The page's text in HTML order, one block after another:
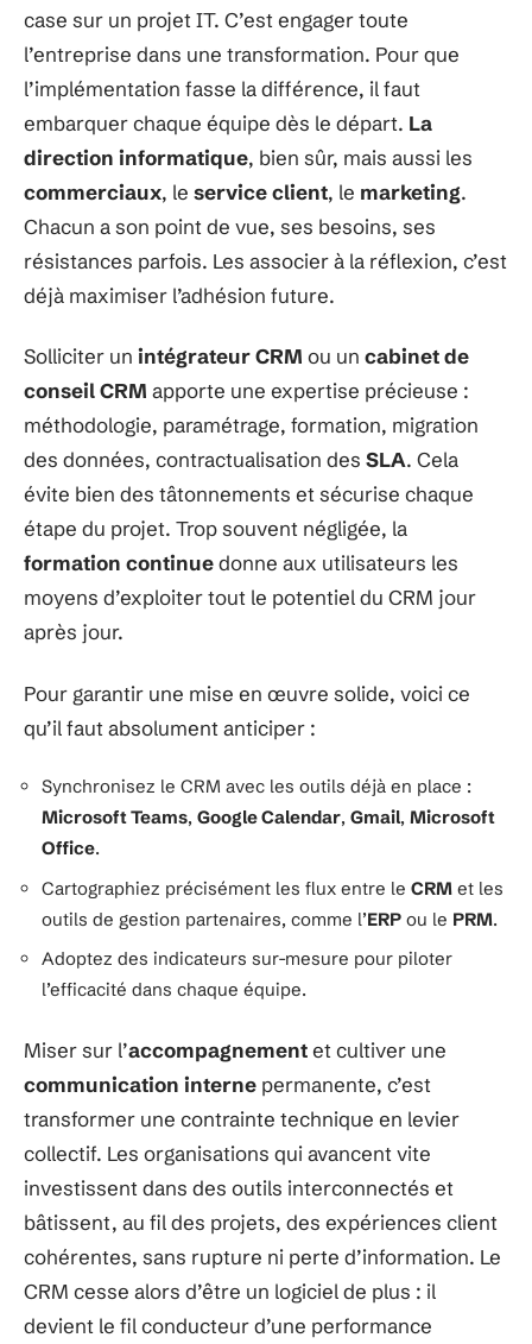
case sur un projet IT. C’est engager toute
l’entreprise dans une transformation. Pour que
l’implémentation fasse la différence, il faut
embarquer chaque équipe dès le départ. La
direction informatique, bien sûr, mais aussi les
commerciaux, le service client, le marketing.
Chacun a son point de vue, ses besoins, ses
résistances parfois. Les associer à la réflexion, c’est
déjà maximiser l’adhésion future.
Solliciter un intégrateur CRM ou un cabinet de
conseil CRM apporte une expertise précieuse :
méthodologie, paramétrage, formation, migration
des données, contractualisation des SLA. Cela
évite bien des tâtonnements et sécurise chaque
étape du projet. Trop souvent négligée, la
formation continuedonne aux utilisateurs les
moyens d’exploiter tout le potentiel du CRM jour
après jour.
Pour garantir une mise en œuvre solide, voici ce
qu’il faut absolument anticiper :
Synchronisez le CRM avec les outils déjà en place :
Microsoft Teams, Google Calendar, Gmail, Microsoft
Office.
Cartographiez précisément les flux entre le CRM et les
outils de gestion partenaires, comme l’ERP ou le PRM.
Adoptez des indicateurs sur-mesure pour piloter
l’efficacité dans chaque équipe.
Miser sur l’accompagnementet cultiver une
communication interne permanente, c’est
transformer une contrainte technique en levier
collectif. Les organisations qui avancent vite
investissent dans des outils interconnectés et
bâtissent, au fil des projets, des expériences client
cohérentes, sans rupture ni perte d’information. Le
CRM cesse alors d’être un logiciel de plus : il
devient le fil conducteur d’une performance